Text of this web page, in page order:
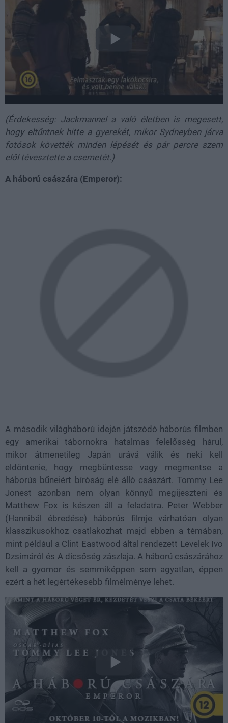
(Érdekesség: Jackmannel a való életben is megesett,
hogy eltűntnek hitte a gyerekét, mikor Sydneyben járva
fotósok követték minden lépését és pár percre szem
elől tévesztette a csemetét.)
A háború császára (Emperor):
A második világháború idején játszódó háborús filmben
egy amerikai tábornokra hatalmas felelősség hárul,
mikor átmenetileg Japán urává válik és neki kell
eldöntenie, hogy megbüntesse vagy megmentse a
háborús bűneiért bíróság elé álló császárt. Tommy Lee
Jonest azonban nem olyan könnyű megijeszteni és
Matthew Fox is készen áll a feladatra. Peter Webber
(Hannibál ébredése) háborús filmje várhatóan olyan
klasszikusokhoz csatlakozhat majd ebben a témában,
mint például a Clint Eastwood által rendezett Levelek Ivo
Dzsimáról és A dicsőség zászlaja. A háború császárához
kell a gyomor és semmiképpen sem agyatlan, éppen
ezért a hét legértékesebb filmélménye lehet.